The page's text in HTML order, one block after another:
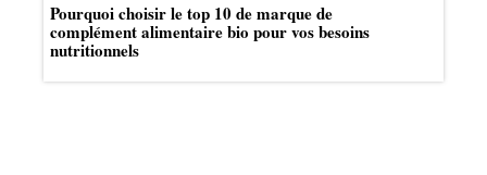
Pourquoi choisir le top 10 de marque de
complément alimentaire bio pour vos besoins
nutritionnels